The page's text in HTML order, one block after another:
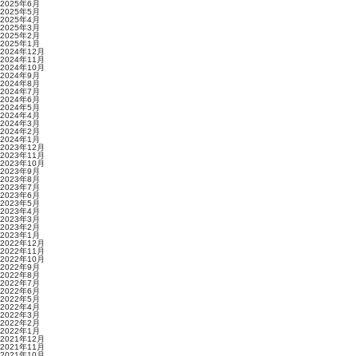
2025年6月
2025年5月
2025年4月
2025年3月
2025年2月
2025年1月
2024年12月
2024年11月
2024年10月
2024年9月
2024年8月
2024年7月
2024年6月
2024年5月
2024年4月
2024年3月
2024年2月
2024年1月
2023年12月
2023年11月
2023年10月
2023年9月
2023年8月
2023年7月
2023年6月
2023年5月
2023年4月
2023年3月
2023年2月
2023年1月
2022年12月
2022年11月
2022年10月
2022年9月
2022年8月
2022年7月
2022年6月
2022年5月
2022年4月
2022年3月
2022年2月
2022年1月
2021年12月
2021年11月